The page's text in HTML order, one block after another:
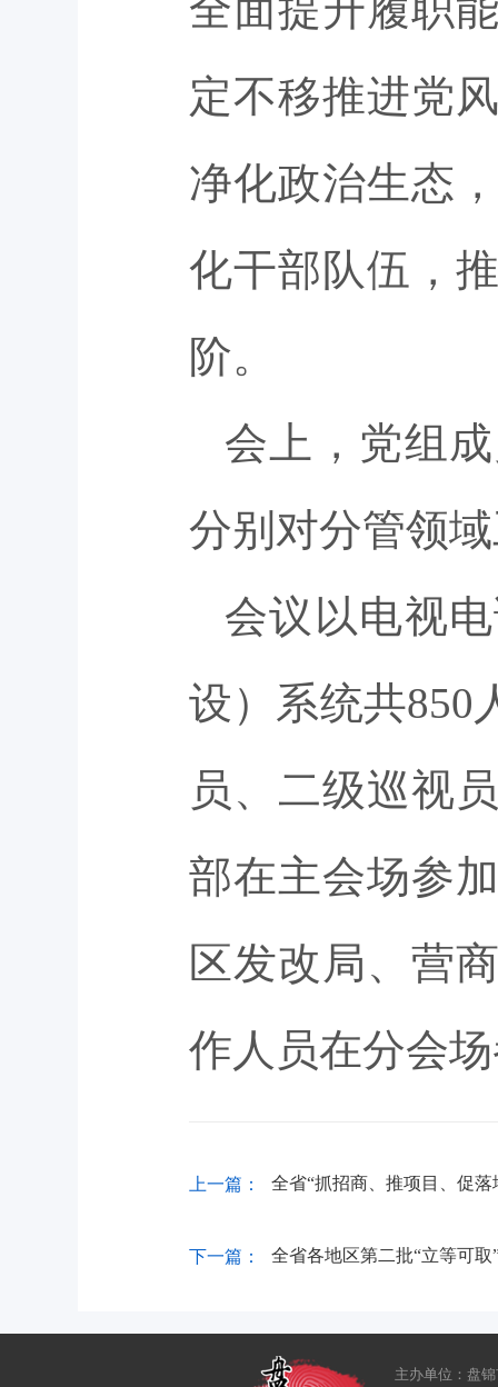
定不移推进党
净化政治生态
化干部队伍，
阶。
会上，党组
分别对分管领
会议以电视
设）系统共850
员、二级巡视
部在主会场参
区发改局、营
作人员在分会
上一篇： 全省“抓招商、推项目、促
下一篇： 全省各地区第二批“立等可
主办单位：盘